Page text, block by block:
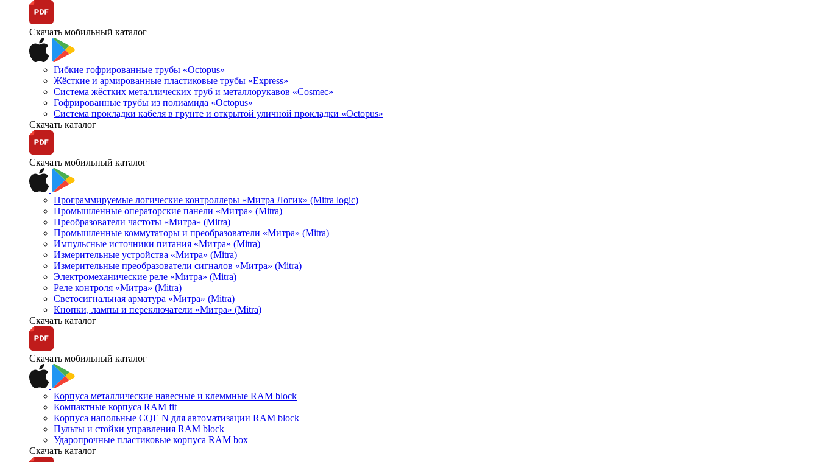
Скачать мобильный каталог
Гибкие гофрированные трубы «Octopus»
Жёсткие и армированные пластиковые трубы «Express»
Система жёстких металлических труб и металлорукавов «Cosmec»
Гофрированные трубы из полиамида «Octopus»
Система прокладки кабеля в грунте и открытой уличной прокладки «Octopus»
Скачать каталог
Скачать мобильный каталог
Программируемые логические контроллеры «Митра Логик» (Mitra logic)
Промышленные операторские панели «Митра» (Mitra)
Преобразователи частоты «Митра» (Mitra)
Промышленные коммутаторы и преобразователи «Митра» (Mitra)
Импульсные источники питания «Митра» (Mitra)
Измерительные устройства «Митра» (Mitra)
Измерительные преобразователи сигналов «Митра» (Mitra)
Электромеханические реле «Митра» (Mitra)
Реле контроля «Митра» (Mitra)
Светосигнальная арматура «Митра» (Mitra)
Кнопки, лампы и переключатели «Митра» (Mitra)
Скачать каталог
Скачать мобильный каталог
Корпуса металлические навесные и клеммные RAM block
Компактные корпуса RAM fit
Корпуса напольные CQE N для автоматизации RAM block
Пульты и стойки управления RAM block
Ударопрочные пластиковые корпуса RAM box
Скачать каталог